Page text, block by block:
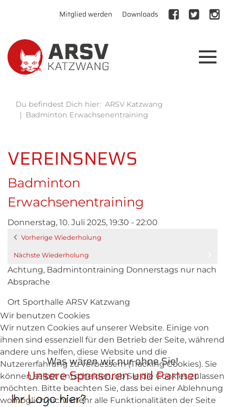
Mitglied werden Downloads
Du befindest Dich hier: ARSV Katzwang
Badminton Erwachsenentraining
VEREINSNEWS
Badminton
Erwachsenentraining
Donnerstag, 10. Juli 2025, 19:30 - 22:00
Vorherige Wiederholung
Nächste Wiederholung
Achtung, Badmintontraining Donnerstags nur nach
Absprache
Ort Sporthalle ARSV Katzwang
Was wären wir nur ohne Sie!
Unsere Sponsoren und Partner
Wir benutzen Cookies
Wir nutzen Cookies auf unserer Website. Einige von
ihnen sind essenziell für den Betrieb der Seite, während
andere uns helfen, diese Website und die
Nutzererfahrung zu verbessern (Tracking Cookies). Sie
können selbst entscheiden, ob Sie die Cookies zulassen
möchten. Bitte beachten Sie, dass bei einer Ablehnung
womöglich nicht mehr alle Funktionalitäten der Seite